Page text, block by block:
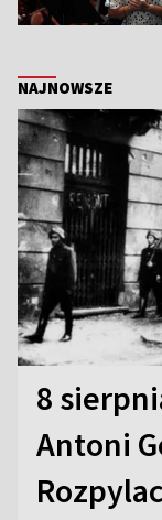
NAJNOWSZE
8
Antoni